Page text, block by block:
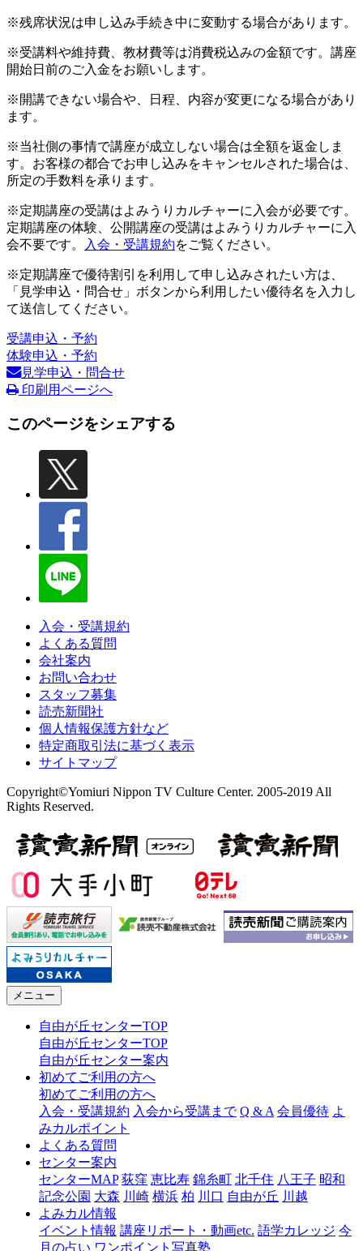
※残席状況は申し込み手続き中に変動する場合があります。
※受講料や維持費、教材費等は消費税込みの金額です。講座
開始日前のご入金をお願いします。
※開講できない場合や、日程、内容が変更になる場合があり
ます。
※当社側の事情で講座が成立しない場合は全額を返金しま
す。お客様の都合でお申し込みをキャンセルされた場合は、
所定の手数料を承ります。
※定期講座の受講はよみうりカルチャーに入会が必要です。
定期講座の体験、公開講座の受講はよみうりカルチャーに入
会不要です。
入会・受講規約をご覧ください。
※定期講座で優待割引を利用して申し込みされたい方は、
「見学申込・問合せ」ボタンから利用したい優待名を入力し
て送信してください。
受講申込・予約
体験申込・予約
見学申込・問合せ
印刷用ページへ
このページをシェアする
入会・受講規約
よくある質問
会社案内
お問い合わせ
スタッフ募集
読売新聞社
個人情報保護方針など
特定商取引法に基づく表示
サイトマップ
Copyright©Yomiuri Nippon TV Culture Center. 2005-2019 All
Rights Reserved.
メニュー
自由が丘センターTOP
自由が丘センターTOP
自由が丘センター案内
初めてご利用の方へ
初めてご利用の方へ
入会・受講規約 入会から受講まで Q & A 会員優待 よ
みカルポイント
よくある質問
センター案内
センターMAP 荻窪 恵比寿 錦糸町 北千住 八王子 昭和
記念公園 大森 川崎 横浜 柏 川口 自由が丘 川越
よみカル情報
イベント情報 講座リポート・動画etc. 語学カレッジ 今
月の占い ワンポイント写真塾